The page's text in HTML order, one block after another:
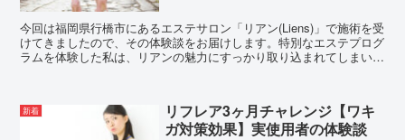
今回は福岡県行橋市にあるエステサロン「リアン(Liens)」で施術を受
けてきましたので、その体験談をお届けします。特別なエステプログ
ラムを体験した私は、リアンの魅力にすっかり取り込まれてしまいま
新着
リフレア3ヶ月チャレンジ【ワキ
ガ対策効果】実使用者の体験談